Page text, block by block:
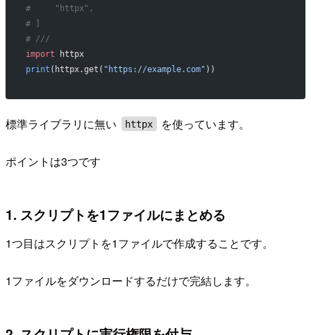
#     "httpx",
# ]
# ///
import httpx
print (httpx.get( "https://example.com" ))
標準ライブラリに無い httpx を使っています。
ポイントは3つです
1. スクリプトを1ファイルにまとめる
1つ目はスクリプトを1ファイルで作成することです。
1ファイルをダウンロードするだけで完結します。